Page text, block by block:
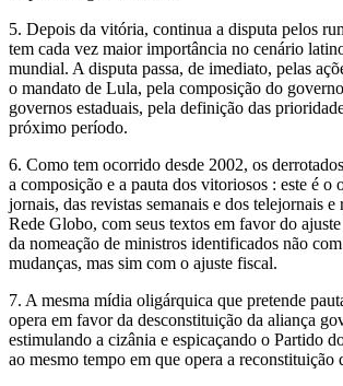
5. Depois da vitória, continua a disputa pelos
tem cada vez maior importância no cenário
mundial. A disputa passa, de imediato, pelas
o mandato de Lula, pela composição do
governos estaduais, pela definição das
próximo período.
6. Como tem ocorrido desde 2002, os
a composição e a pauta dos vitoriosos : este é o
jornais, das revistas semanais e dos telejornais e
Rede Globo, com seus textos em favor do
da nomeação de ministros identificados não
mudanças, mas sim com o ajuste fiscal.
7. A mesma mídia oligárquica que pretende
opera em favor da desconstituição da aliança
estimulando a cizânia e espicaçando o Partido
ao mesmo tempo em que opera a reconstituição